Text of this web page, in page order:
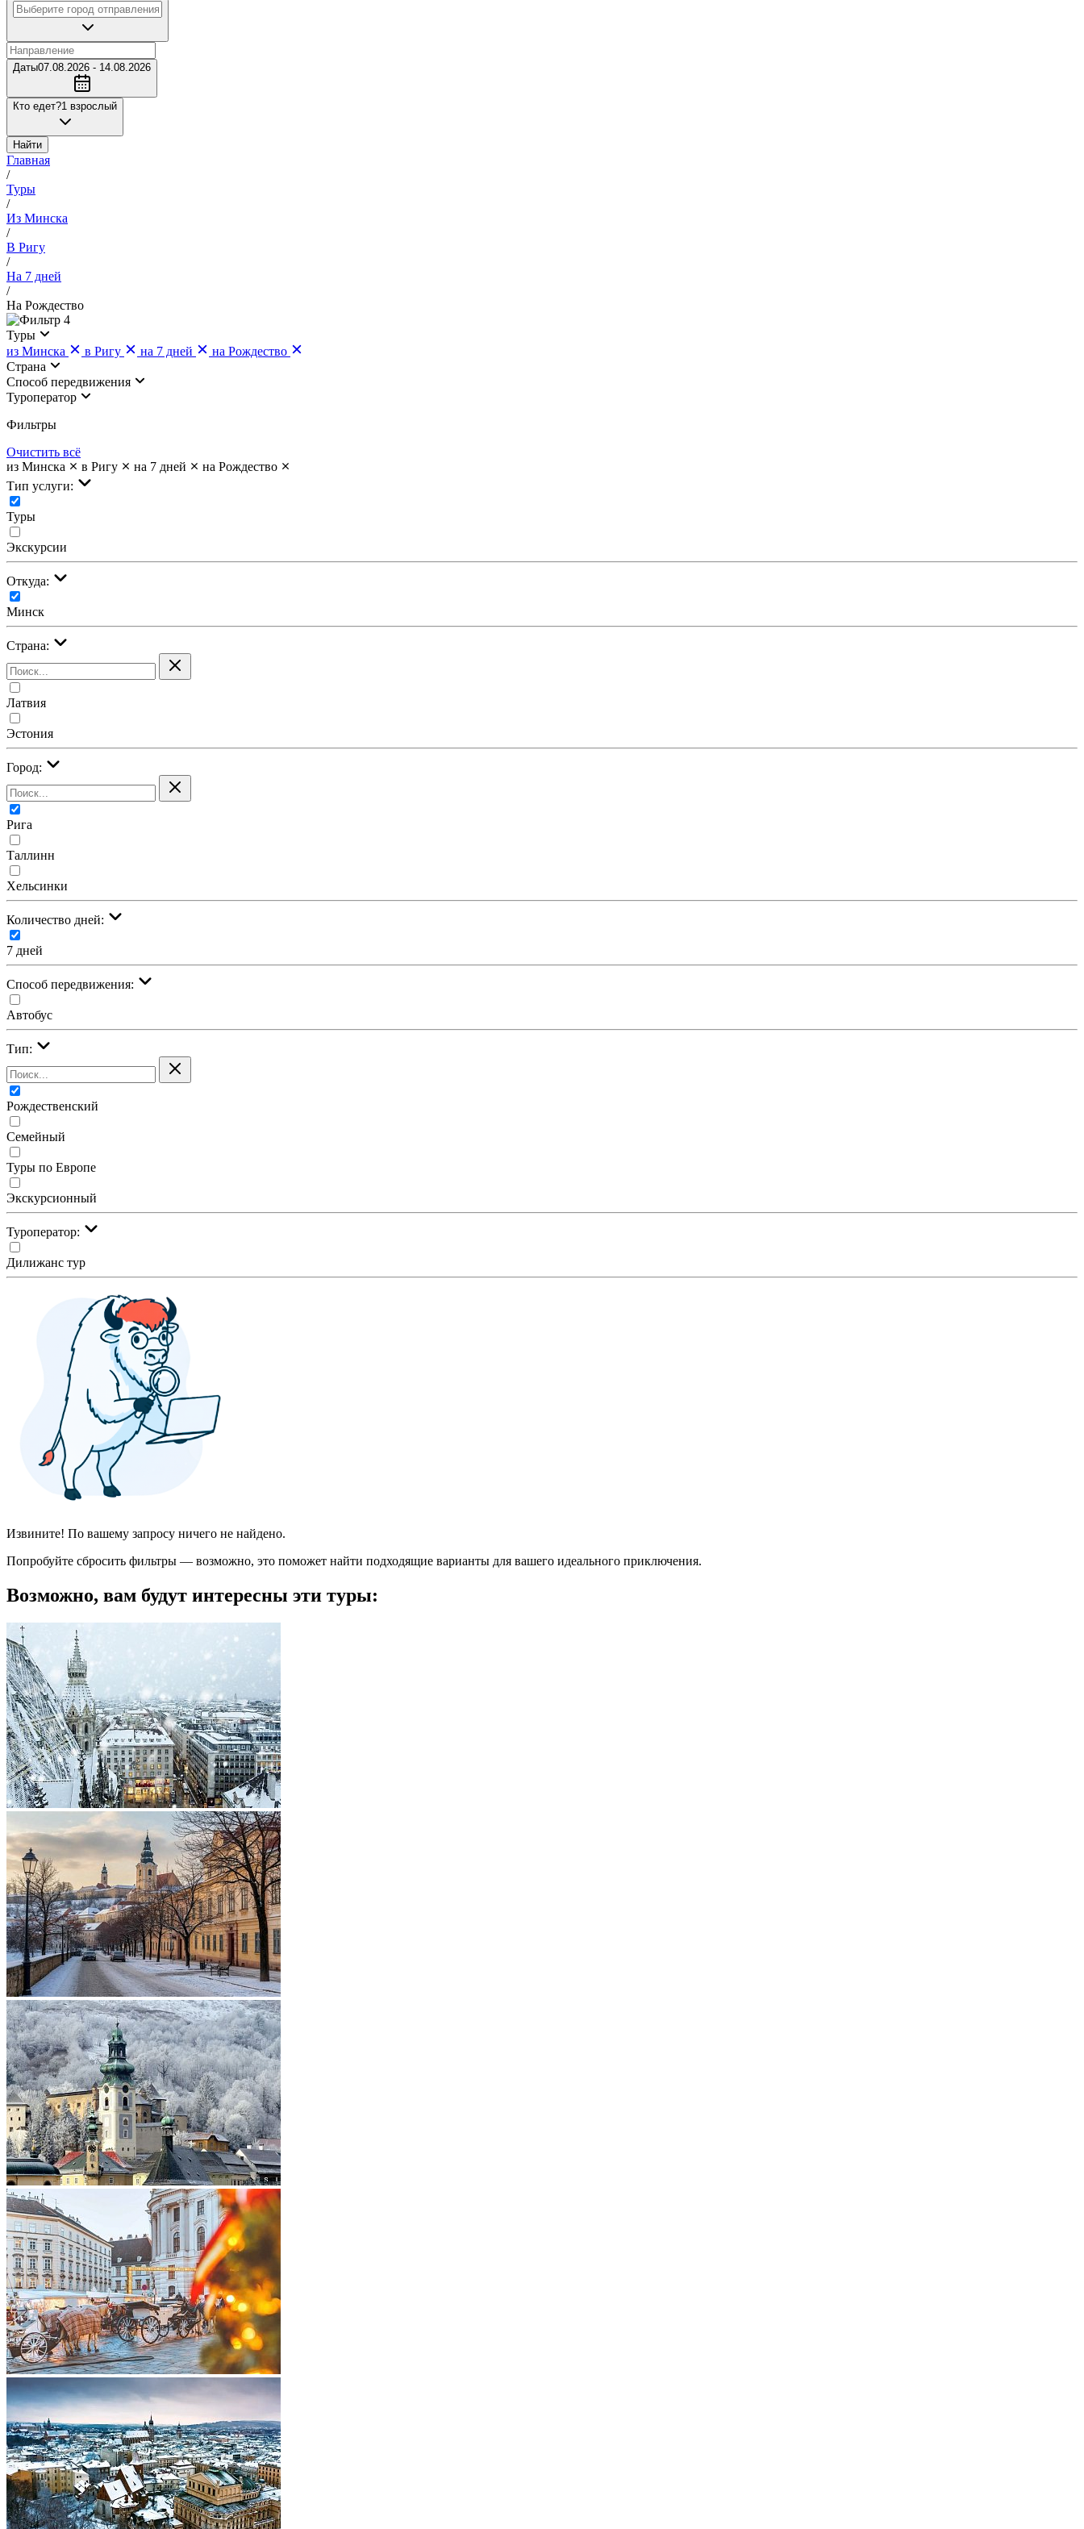
Даты07.08.2026 - 14.08.2026
Кто едет?1 взрослый
Найти
Главная
/
Туры
/
Из Минска
/
В Ригу
/
На 7 дней
/
На Рождество
4
Туры
из Минска
в Ригу на 7 дней
на Рождество
Страна
Cпособ передвижения
Туроператор
Фильтры
Очистить всё
из Минска
в Ригу на 7 дней
на Рождество
Тип услуги:
Туры
Экскурсии
Откуда:
Минск
Страна:
Латвия
Эстония
Город:
Рига
Таллинн
Хельсинки
Количество дней:
7 дней
Cпособ передвижения:
Автобус
Тип:
Рождественский
Семейный
Туры по Европе
Экскурсионный
Туроператор:
Дилижанс тур
Извините! По вашему запросу ничего не найдено.
Попробуйте сбросить фильтры — возможно, это поможет найти подходящие варианты для вашего идеального приключения.
Возможно, вам будут интересны эти туры: